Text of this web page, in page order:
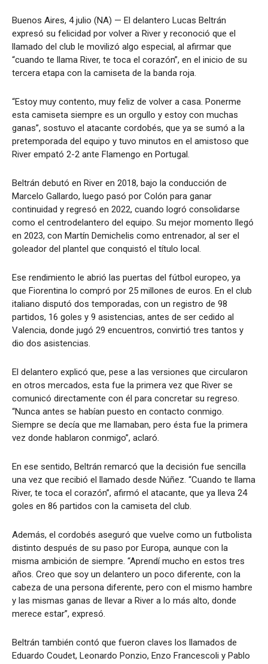
Buenos Aires, 4 julio (NA) — El delantero Lucas Beltrán
expresó su felicidad por volver a River y reconoció que el
llamado del club le movilizó algo especial, al afirmar que
“cuando te llama River, te toca el corazón”, en el inicio de su
tercera etapa con la camiseta de la banda roja.
“Estoy muy contento, muy feliz de volver a casa. Ponerme
esta camiseta siempre es un orgullo y estoy con muchas
ganas”, sostuvo el atacante cordobés, que ya se sumó a la
pretemporada del equipo y tuvo minutos en el amistoso que
River empató 2-2 ante Flamengo en Portugal.
Beltrán debutó en River en 2018, bajo la conducción de
Marcelo Gallardo, luego pasó por Colón para ganar
continuidad y regresó en 2022, cuando logró consolidarse
como el centrodelantero del equipo. Su mejor momento llegó
en 2023, con Martín Demichelis como entrenador, al ser el
goleador del plantel que conquistó el título local.
Ese rendimiento le abrió las puertas del fútbol europeo, ya
que Fiorentina lo compró por 25 millones de euros. En el club
italiano disputó dos temporadas, con un registro de 98
partidos, 16 goles y 9 asistencias, antes de ser cedido al
Valencia, donde jugó 29 encuentros, convirtió tres tantos y
dio dos asistencias.
El delantero explicó que, pese a las versiones que circularon
en otros mercados, esta fue la primera vez que River se
comunicó directamente con él para concretar su regreso.
“Nunca antes se habían puesto en contacto conmigo.
Siempre se decía que me llamaban, pero ésta fue la primera
vez donde hablaron conmigo”, aclaró.
En ese sentido, Beltrán remarcó que la decisión fue sencilla
una vez que recibió el llamado desde Núñez. “Cuando te llama
River, te toca el corazón”, afirmó el atacante, que ya lleva 24
goles en 86 partidos con la camiseta del club.
Además, el cordobés aseguró que vuelve como un futbolista
distinto después de su paso por Europa, aunque con la
misma ambición de siempre. “Aprendí mucho en estos tres
años. Creo que soy un delantero un poco diferente, con la
cabeza de una persona diferente, pero con el mismo hambre
y las mismas ganas de llevar a River a lo más alto, donde
merece estar”, expresó.
Beltrán también contó que fueron claves los llamados de
Eduardo Coudet, Leonardo Ponzio, Enzo Francescoli y Pablo